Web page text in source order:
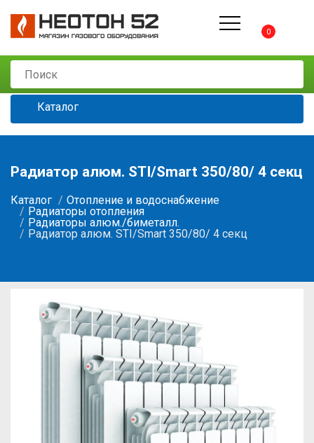
0
Каталог
Радиатор алюм. STI/Smart 350/80/ 4 секц
Каталог
Отопление и водоснабжение
Радиаторы отопления
Радиаторы алюм./биметалл.
Радиатор алюм. STI/Smart 350/80/ 4 секц